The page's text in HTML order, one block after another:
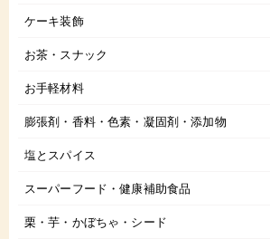
ケーキ装飾
お茶・スナック
お手軽材料
膨張剤・香料・色素・凝固剤・添加物
塩とスパイス
スーパーフード・健康補助食品
栗・芋・かぼちゃ・シード